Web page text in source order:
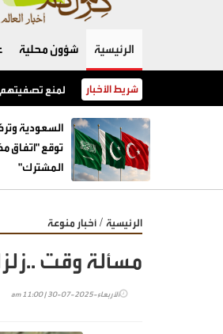
الرئيسية شؤون محلية
شريط الأخبار السعودية وتركيا وباكستان توقع "اتفاق مكة للدفاع المشترك"
السعودية
توقع "اتفاق
المشترك"
الرئيسية / أخبار منوعة
مسألة وقت
الأربعاء-2025-07-30 | 11:00 am